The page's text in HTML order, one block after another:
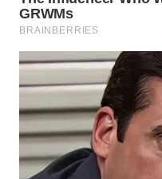
WN
WN
Wahana
Media
Group